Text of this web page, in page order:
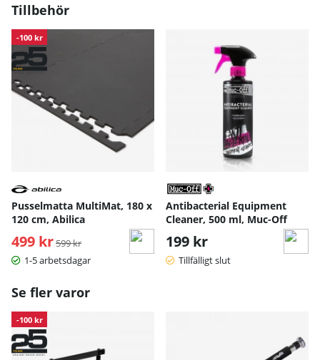
Tillbehör
-100 kr
Pusselmatta MultiMat, 180 x
120 cm, Abilica
499 kr Ordinarie pris:
599 kr
1-5 arbetsdagar
Antibacterial Equipment
Cleaner, 500 ml, Muc-Off
199 kr
Tillfälligt slut
Se fler varor
-100 kr